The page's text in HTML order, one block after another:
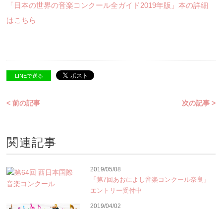
「日本の世界の音楽コンクール全ガイド2019年版」本の詳細
はこちら
LINEで送る
< 前の記事 次の記事 >
関連記事
2019/05/08
「第7回あおによし音楽コンクール奈良」
エントリー受付中
2019/04/02